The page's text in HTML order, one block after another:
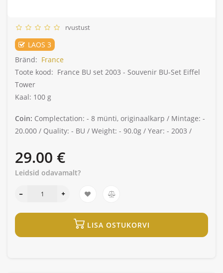
rvustust
LAOS 3
Bränd: France
Toote kood: France BU set 2003 - Souvenir BU-Set Eiffel
Tower
Kaal: 100 g
Coin: Complectation: - 8 münti, originaalkarp / Mintage: -
20.000 / Quality: - BU / Weight: - 90.0g / Year: - 2003 /
29.00 €
Leidsid odavamalt?
LISA OSTUKORVI